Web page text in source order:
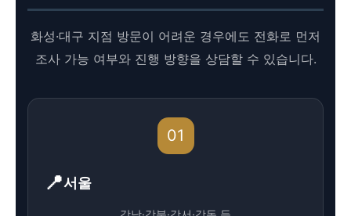
화성·대구 지점 방문이 어려운 경우에도 전화로 먼저
조사 가능 여부와 진행 방향을 상담할 수 있습니다.
01
서울